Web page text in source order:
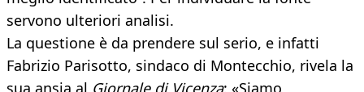
servono ulteriori analisi.
La questione è da prendere sul serio, e infatti
Fabrizio Parisotto, sindaco di Montecchio, rivela la
sua ansia al Giornale di Vicenza: «Siamo